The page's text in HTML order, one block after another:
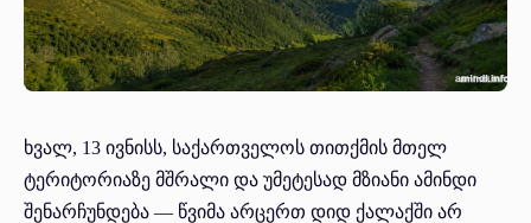
ხვალ, 13 ივნისს, საქართველოს თითქმის მთელ
ტერიტორიაზე მშრალი და უმეტესად მზიანი ამინდი
შენარჩუნდება — წვიმა არცერთ დიდ ქალაქში არ